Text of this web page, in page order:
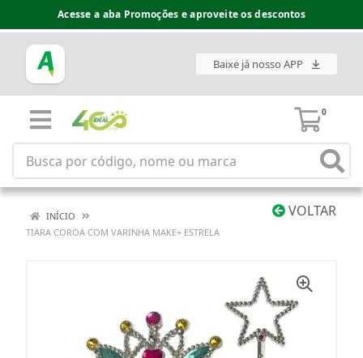
Acesse a aba Promoções e aproveite os descontos
Baixe já nosso APP
0
VOLTAR
INÍCIO
TIARA COROA COM VARINHA MAKE+ ESTRELA